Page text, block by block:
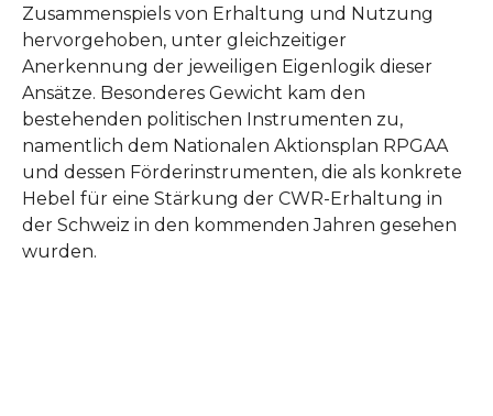
Zusammenspiels von Erhaltung und Nutzung
hervorgehoben, unter gleichzeitiger
Anerkennung der jeweiligen Eigenlogik dieser
Ansätze. Besonderes Gewicht kam den
bestehenden politischen Instrumenten zu,
namentlich dem Nationalen Aktionsplan RPGAA
und dessen Förderinstrumenten, die als konkrete
Hebel für eine Stärkung der CWR-Erhaltung in
der Schweiz in den kommenden Jahren gesehen
wurden.